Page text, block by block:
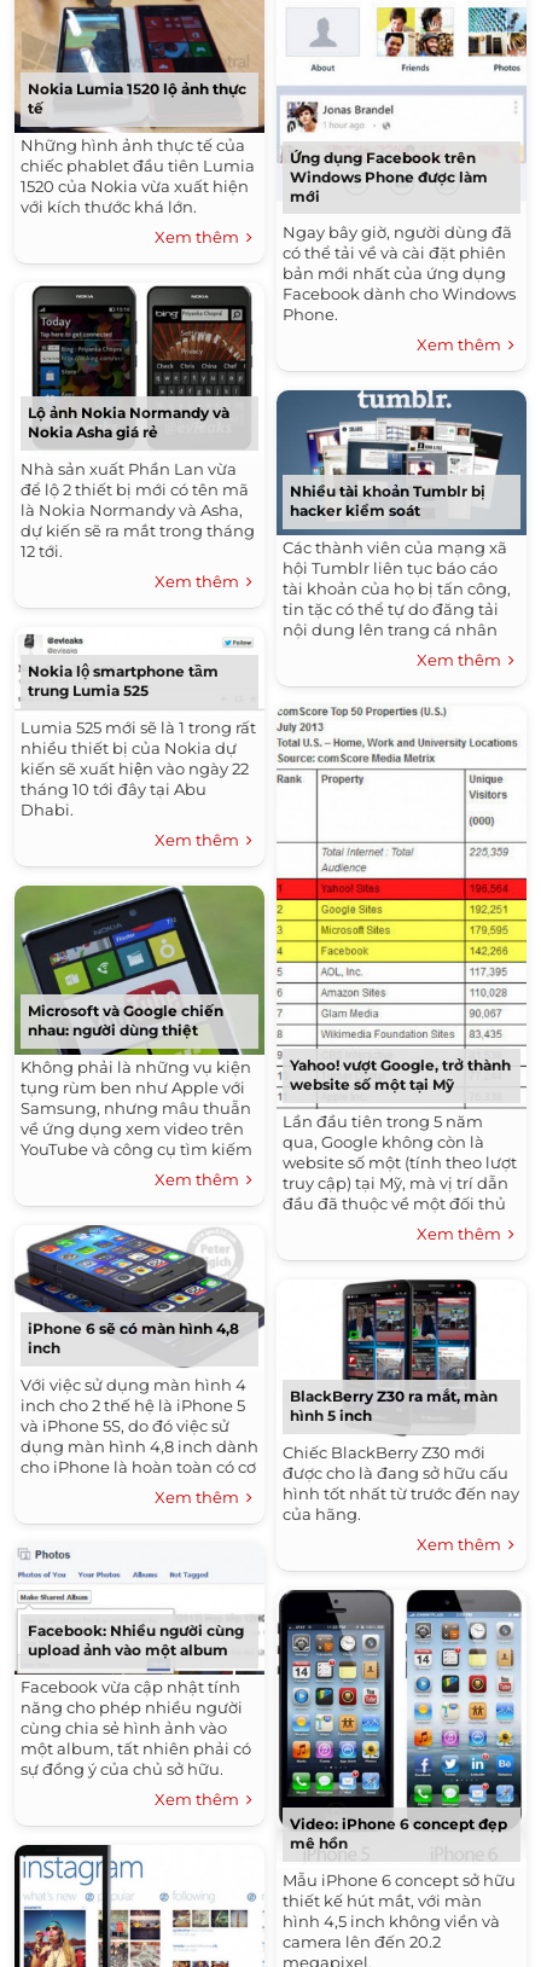
Nokia Lumia 1520 lộ ảnh thực
tế
Những hình ảnh thực tế của
chiếc phablet đầu tiên Lumia
1520 của Nokia vừa xuất hiện
với kích thước khá lớn.
Xem thêm
Lộ ảnh Nokia Normandy và
Nokia Asha giá rẻ
Nhà sản xuất Phần Lan vừa
để lộ 2 thiết bị mới có tên mã
là Nokia Normandy và Asha,
dự kiến sẽ ra mắt trong tháng
12 tới.
Xem thêm
Nokia lộ smartphone tầm
trung Lumia 525
Lumia 525 mới sẽ là 1 trong rất
nhiều thiết bị của Nokia dự
kiến sẽ xuất hiện vào ngày 22
tháng 10 tới đây tại Abu
Dhabi.
Xem thêm
Microsoft và Google chiến
nhau: người dùng thiệt
Không phải là những vụ kiện
tụng rùm ben như Apple với
Samsung, nhưng mâu thuẫn
về ứng dụng xem video trên
YouTube và công cụ tìm kiếm
Google Search trên Windows
Phone cũng thu hút sự quan
tâm của người dùng, bởi nó
chỉ đang khiến người dùng
phải chịu thiệt.
Xem thêm
iPhone 6 sẽ có màn hình 4,8
inch
Với việc sử dụng màn hình 4
inch cho 2 thế hệ là iPhone 5
và iPhone 5S, do đó việc sử
dụng màn hình 4,8 inch dành
cho iPhone là hoàn toàn có cơ
Xem thêm
Facebook: Nhiều người cùng
upload ảnh vào một album
Facebook vừa cập nhật tính
năng cho phép nhiều người
cùng chia sẻ hình ảnh vào
một album, tất nhiên phải có
sự đồng ý của chủ sở hữu.
Xem thêm
Ứng dụng Facebook trên
Windows Phone được làm
mới
Ngay bây giờ, người dùng đã
có thể tải về và cài đặt phiên
bản mới nhất của ứng dụng
Facebook dành cho Windows
Phone.
Xem thêm
Nhiều tài khoản Tumblr bị
hacker kiểm soát
Các thành viên của mạng xã
hội Tumblr liên tục báo cáo
tài khoản của họ bị tấn công,
tin tặc có thể tự do đăng tải
nội dung lên trang cá nhân
của họ và họ không thể xóa
những nội dung này.
Xem thêm
Yahoo! vượt Google, trở thành
website số một tại Mỹ
Lần đầu tiên trong 5 năm
qua, Google không còn là
website số một (tính theo lượt
truy cập) tại Mỹ, mà vị trí dẫn
đầu đã thuộc về một đối thủ
cạnh tranh khác, đó là Yahoo!.
Xem thêm
BlackBerry Z30 ra mắt, màn
hình 5 inch
Chiếc BlackBerry Z30 mới
được cho là đang sở hữu cấu
hình tốt nhất từ trước đến nay
của hãng.
Xem thêm
Video: iPhone 6 concept đẹp
mê hồn
Mẫu iPhone 6 concept sở hữu
thiết kế hút mắt, với màn
hình 4,5 inch không viền và
camera lên đến 20.2
megapixel.